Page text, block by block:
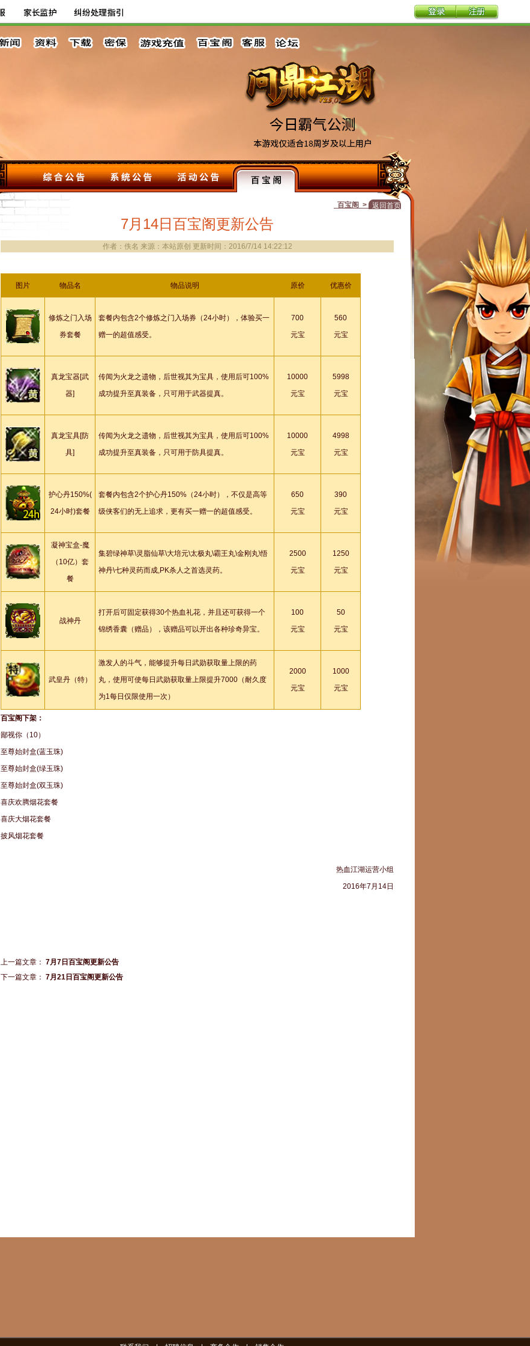
返回首页
百宝阁 >
7月14日百宝阁更新公告
作者：佚名 来源：本站原创 更新时间：2016/7/14 14:22:12
图片 物品名 物品说明 原价 优惠价
修炼之门入场
券套餐
套餐内包含2个修炼之门入场券（24小时），体验买一
赠一的超值感受。
700
元宝
560
元宝
真龙宝器[武
器]
传闻为火龙之遗物，后世视其为宝具，使用后可100%
成功提升至真装备，只可用于武器提真。
10000
元宝
5998
元宝
真龙宝具[防
具]
传闻为火龙之遗物，后世视其为宝具，使用后可100%
成功提升至真装备，只可用于防具提真。
10000
元宝
4998
元宝
护心丹150%(
24小时)套餐
套餐内包含2个护心丹150%（24小时），不仅是高等
级侠客们的无上追求，更有买一赠一的超值感受。
650
元宝
390
元宝
凝神宝盒-魔
（10亿）套
餐
集碧绿神草\灵脂仙草\大培元\太极丸\霸王丸\金刚丸\悟
神丹\七种灵药而成,PK杀人之首选灵药。
2500
元宝
1250
元宝
战神丹
打开后可固定获得30个热血礼花，并且还可获得一个
锦绣香囊（赠品），该赠品可以开出各种珍奇异宝。
100
元宝
50
元宝
武皇丹（特）
激发人的斗气，能够提升每日武勋获取量上限的药
丸，使用可使每日武勋获取量上限提升7000（耐久度
为1每日仅限使用一次）
2000
元宝
1000
元宝
百宝阁下架：
鄙视你（10）
至尊始封盒(蓝玉珠)
至尊始封盒(绿玉珠)
至尊始封盒(双玉珠)
喜庆欢腾烟花套餐
喜庆大烟花套餐
披风烟花套餐
热血江湖运营小组
2016年7月14日
上一篇文章： 7月7日百宝阁更新公告
下一篇文章： 7月21日百宝阁更新公告